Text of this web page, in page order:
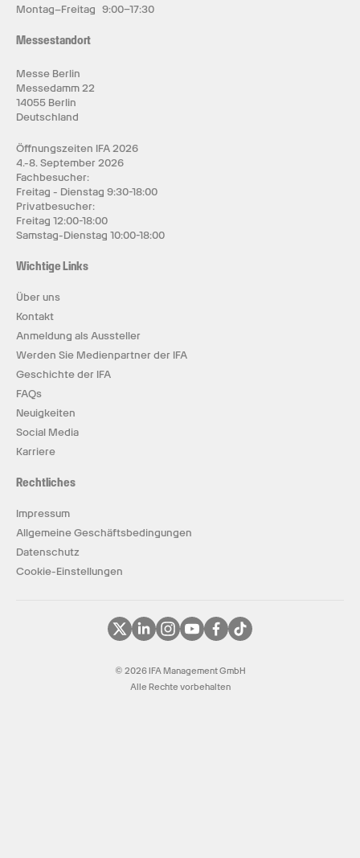
Montag–Freitag 9:00–17:30
Messestandort
Messe Berlin
Messedamm 22
14055 Berlin
Deutschland
Öffnungszeiten IFA 2026
4.-8. September 2026
Fachbesucher:
Freitag - Dienstag 9:30-18:00
Privatbesucher:
Freitag 12:00-18:00
Samstag-Dienstag 10:00-18:00
Wichtige Links
Über uns
Kontakt
Anmeldung als Aussteller
Werden Sie Medienpartner der IFA
Geschichte der IFA
FAQs
Neuigkeiten
Social Media
Karriere
Rechtliches
Impressum
Allgemeine Geschäftsbedingungen
Datenschutz
Cookie-Einstellungen
© 2026 IFA Management GmbH
Alle Rechte vorbehalten